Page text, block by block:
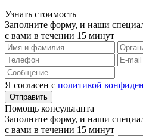
Узнать стоимость
Заполните форму, и наши
с вами в течении 15 минут
Я согласен с политикой
Помощь консультанта
Заполните форму, и наши
с вами в течении 15 минут